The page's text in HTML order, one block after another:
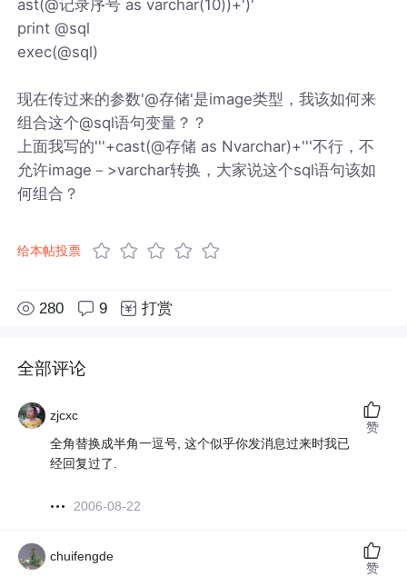
ast(@记录序号 as varchar(10))+')'
print @sql
exec(@sql)
现在传过来的参数'@存储'是image类型，我该如何来
组合这个@sql语句变量？？
上面我写的'''+cast(@存储 as Nvarchar)+'''不行，不
允许image－>varchar转换，大家说这个sql语句该如
何组合？
给本帖投票
280 9 打赏
全部评论
zjcxc
全角替换成半角一逗号, 这个似乎你发消息过来时我已
经回复过了.
2006-08-22
赞
chuifengde
赞